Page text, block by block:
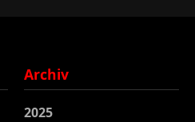
Archiv
2025